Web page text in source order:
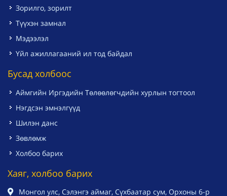
Зорилго, зорилт
Түүхэн замнал
Мэдээлэл
Үйл ажиллагааний ил тод байдал
Бусад холбоос
Аймгийн Иргэдийн Төлөөлөгчдийн хурлын тогтоол
Нэгдсэн эмнэлгүүд
Шилэн данс
Зөвлөмж
Холбоо барих
Хаяг, холбоо барих
Монгол улс, Сэлэнгэ аймаг, Сүхбаатар сум, Орхоны 6-р